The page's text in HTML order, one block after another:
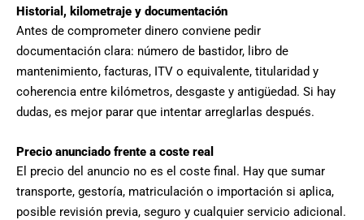
Historial, kilometraje y documentación
Antes de comprometer dinero conviene pedir
documentación clara: número de bastidor, libro de
mantenimiento, facturas, ITV o equivalente, titularidad y
coherencia entre kilómetros, desgaste y antigüedad. Si hay
dudas, es mejor parar que intentar arreglarlas después.
Precio anunciado frente a coste real
El precio del anuncio no es el coste final. Hay que sumar
transporte, gestoría, matriculación o importación si aplica,
posible revisión previa, seguro y cualquier servicio adicional.